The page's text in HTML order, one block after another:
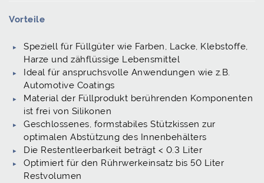
Vorteile
Speziell für Füllgüter wie Farben, Lacke, Klebstoffe,
Harze und zähflüssige Lebensmittel
Ideal für anspruchsvolle Anwendungen wie z.B.
Automotive Coatings
Material der Füllprodukt berührenden Komponenten
ist frei von Silikonen
Geschlossenes, formstabiles Stützkissen zur
optimalen Abstützung des Innenbehälters
Die Restentleerbarkeit beträgt < 0.3 Liter
Optimiert für den Rührwerkeinsatz bis 50 Liter
Restvolumen